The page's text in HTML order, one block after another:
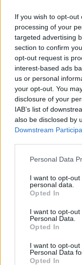
If you wish to opt-
processing of your
targeted advertising
section to confirm
opt-out request is
interest-based ads
us or personal
your opt-out. You
disclosure of your
IAB’s list of
also be disclosed by
Downstream
Personal Data
I want to opt-
personal data.
Opted In
I want to opt-
Personal Data.
Opted In
I want to opt-
Personal Data
Opted In
Deputados
Sinfónica da
certame
Capacita
jovens ao